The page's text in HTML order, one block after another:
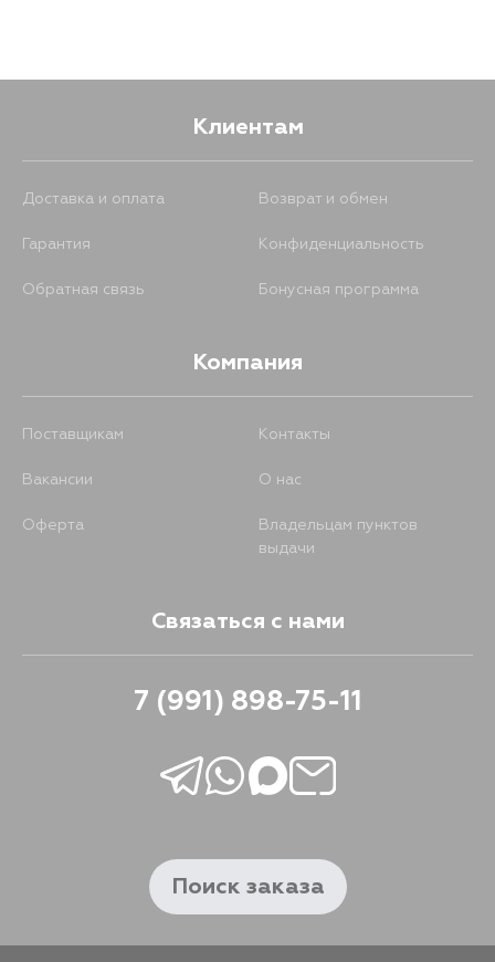
Клиентам
Доставка и оплата Возврат и обмен
Гарантия Конфиденциальность
Обратная связь Бонусная программа
Компания
Поставщикам Контакты
Вакансии О нас
Оферта
Владельцам пунктов
выдачи
Связаться с нами
7 (991) 898-75-11
Поиск заказа